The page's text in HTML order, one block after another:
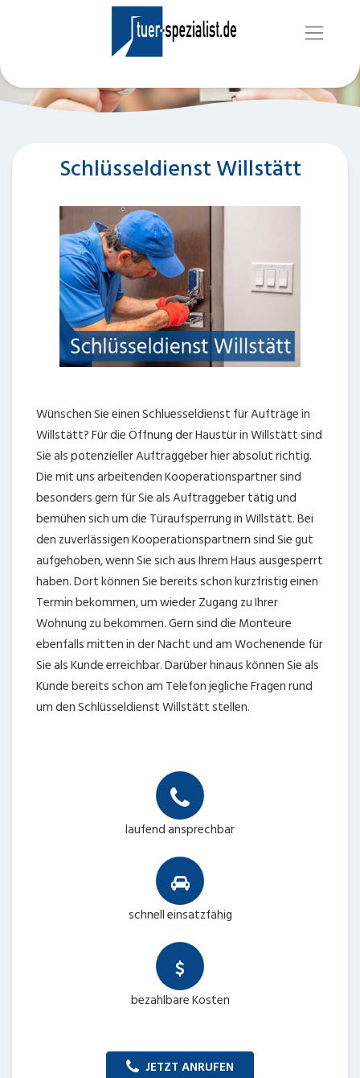
Schlüsseldienst Willstätt
Wünschen Sie einen Schluesseldienst für Aufträge in
Willstätt? Für die Öffnung der Haustür in Willstätt sind
Sie als potenzieller Auftraggeber hier absolut richtig.
Die mit uns arbeitenden Kooperationspartner sind
besonders gern für Sie als Auftraggeber tätig und
bemühen sich um die Türaufsperrung in Willstätt. Bei
den zuverlässigen Kooperationspartnern sind Sie gut
aufgehoben, wenn Sie sich aus Ihrem Haus ausgesperrt
haben. Dort können Sie bereits schon kurzfristig einen
Termin bekommen, um wieder Zugang zu Ihrer
Wohnung zu bekommen. Gern sind die Monteure
ebenfalls mitten in der Nacht und am Wochenende für
Sie als Kunde erreichbar. Darüber hinaus können Sie als
Kunde bereits schon am Telefon jegliche Fragen rund
um den Schlüsseldienst Willstätt stellen.
laufend ansprechbar
schnell einsatzfähig
bezahlbare Kosten
JETZT ANRUFEN